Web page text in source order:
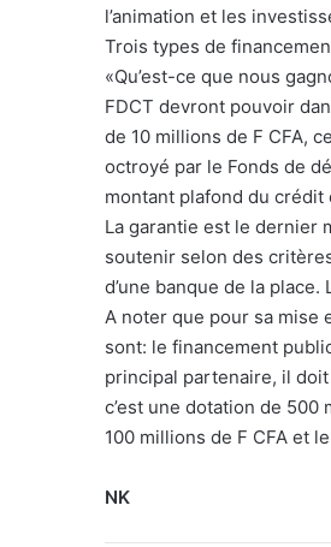
l’animation et les
Trois types de
«Qu’est-ce que nous
FDCT devront pouvoir
de 10 millions de F CFA,
octroyé par le Fonds de
montant plafond du crédit
La garantie est le dernier
soutenir selon des
d’une banque de la
A noter que pour sa mise
sont: le financement
principal partenaire, il doit
c’est une dotation de 500
100 millions de F CFA et
NK